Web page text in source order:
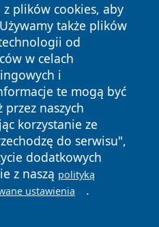
z plików cookies, aby
także plików
od
w celach
i
te mogą być
naszych
korzystanie ze
do serwisu",
dodatkowych
z naszą polityką
ustawienia .
Wszystkie prawa
Polityka
Cookies